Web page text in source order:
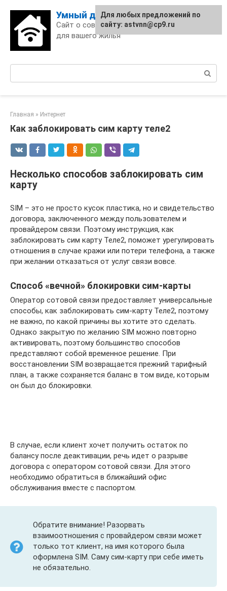
content
Умный дом
Сайт о современных технологиях
для вашего жилья
Главная » Интернет
Как заблокировать сим карту теле2
Несколько способов заблокировать сим
карту
SIM – это не просто кусок пластика, но и свидетельство
договора, заключенного между пользователем и
провайдером связи. Поэтому инструкция, как
заблокировать сим карту Теле2, поможет урегулировать
отношения в случае кражи или потери телефона, а также
при желании отказаться от услуг связи вовсе.
Способ «вечной» блокировки сим-карты
Оператор сотовой связи предоставляет универсальные
способы, как заблокировать сим-карту Теле2, поэтому
не важно, по какой причины вы хотите это сделать.
Однако закрытую по желанию SIM можно повторно
активировать, поэтому большинство способов
представляют собой временное решение. При
восстановлении SIM возвращается прежний тарифный
план, а также сохраняется баланс в том виде, которым
он был до блокировки.
В случае, если клиент хочет получить остаток по
балансу после деактивации, речь идет о разрыве
договора с оператором сотовой связи. Для этого
необходимо обратиться в ближайший офис
обслуживания вместе с паспортом.
Обратите внимание! Разорвать
взаимоотношения с провайдером связи может
только тот клиент, на имя которого была
оформлена SIM. Саму сим-карту при себе иметь
не обязательно.
Для любых предложений по
сайту: astvnn@cp9.ru